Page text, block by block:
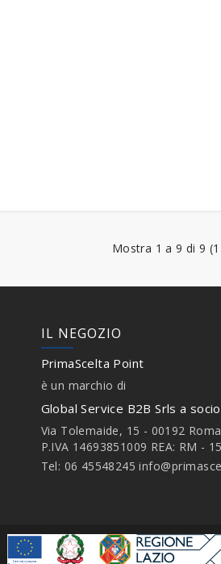
Mostra 1 a 9 di 9
IL NEGOZIO
PrimaScelta Point
è un marchio di
Global Service B2B Srls a
Via Tolemaide, 15 - 00192 Roma
P.IVA 14693851009 REA: RM -
Tel: 06 45548245